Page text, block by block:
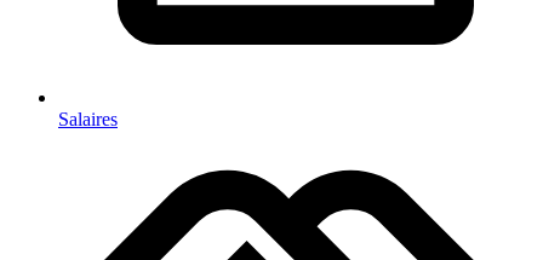
Salaires